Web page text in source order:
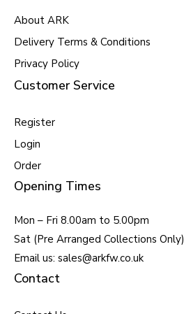
About ARK
Delivery Terms & Conditions
Privacy Policy
Customer Service
Register
Login
Order
Opening Times
Mon – Fri 8.00am to 5.00pm
Sat (Pre Arranged Collections Only)
Email us: sales@arkfw.co.uk
Contact